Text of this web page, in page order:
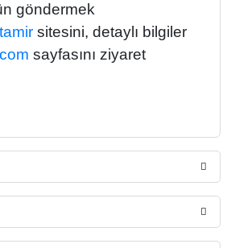
göndermek
sitesini, detaylı bilgiler
sayfasını ziyaret
ilk yorumu siz yapın!